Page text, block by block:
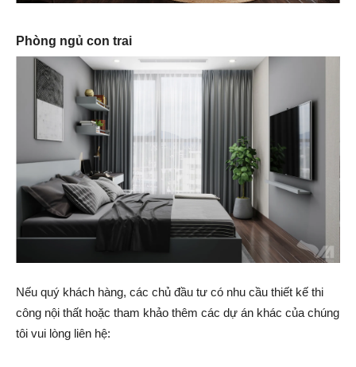
Phòng ngủ con trai
Nếu quý khách hàng, các chủ đầu tư có nhu cầu thiết kế thi
công nội thất hoặc tham khảo thêm các dự án khác của chúng
tôi vui lòng liên hệ: